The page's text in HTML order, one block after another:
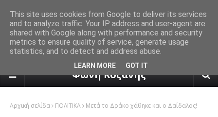
πρόγνωση καιρού από το
Φωνή Κοζάνης
Αρχική σελίδα ΠΟΛΙΤΙΚΑ Μετά το Δράκο χάθηκε και ο Δαίδαλος!
This site uses cookies from Google to deliver its services
and to analyze traffic. Your IP address and user-agent are
shared with Google along with performance and security
metrics to ensure quality of service, generate usage
statistics, and to detect and address abuse.
LEARN MORE GOT IT